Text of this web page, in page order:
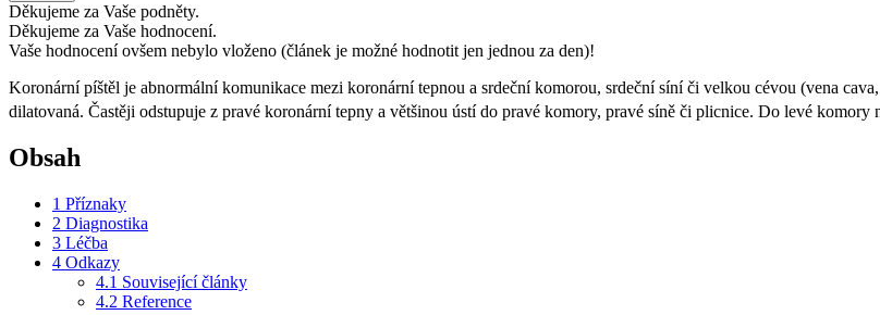
Děkujeme za Vaše podněty.
Děkujeme za Vaše hodnocení.
Vaše hodnocení ovšem nebylo vloženo (článek je možné hodnotit jen jednou za den)!
Koronární píštěl je abnormální komunikace mezi koronární tepnou a srdeční komorou, srdeční síní či velkou cévou (vena
dilatovaná. Častěji odstupuje z pravé koronární tepny a většinou ústí do pravé komory, pravé síně či plicnice. Do levé komory
Obsah
1 Příznaky
2 Diagnostika
3 Léčba
4 Odkazy
4.1 Související články
4.2 Reference